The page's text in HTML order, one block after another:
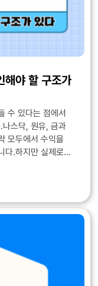
해야 할 구조가
수 있다는 점에서
나스닥, 원유, 금과
모두에서 수익을
다.하지만 실제로